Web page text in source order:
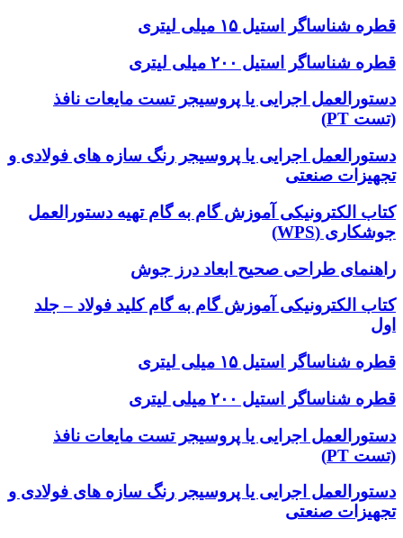
قطره شناساگر استیل ۱۵ میلی لیتری
قطره شناساگر استیل ۲۰۰ میلی لیتری
دستورالعمل اجرایی یا پروسیجر تست مایعات نافذ
(تست PT)
دستورالعمل اجرایی یا پروسیجر رنگ سازه های فولادی و
تجهیزات صنعتی
کتاب الکترونیکی آموزش گام به گام تهیه دستورالعمل
جوشکاری (WPS)
راهنمای طراحی صحیح ابعاد درز جوش
کتاب الکترونیکی آموزش گام به گام کلید فولاد – جلد
اول
قطره شناساگر استیل ۱۵ میلی لیتری
قطره شناساگر استیل ۲۰۰ میلی لیتری
دستورالعمل اجرایی یا پروسیجر تست مایعات نافذ
(تست PT)
دستورالعمل اجرایی یا پروسیجر رنگ سازه های فولادی و
تجهیزات صنعتی